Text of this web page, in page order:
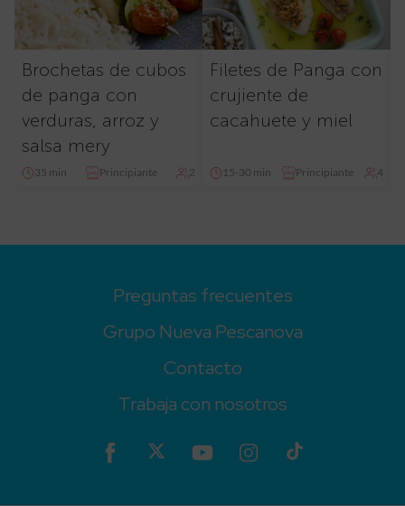
Brochetas de cubos
de panga con
verduras, arroz y
salsa mery
35 min Principiante 2
Filetes de Panga con
crujiente de
cacahuete y miel
15-30 min Principiante 4
Preguntas frecuentes
Grupo Nueva Pescanova
Contacto
Trabaja con nosotros